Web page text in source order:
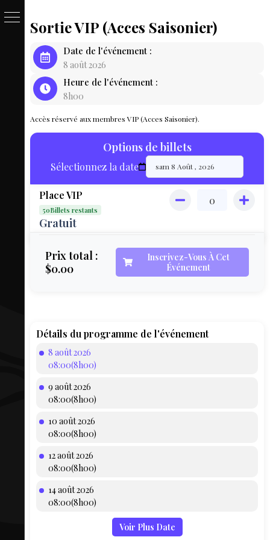
PASSE
BILLET
LIVE
MAP
MON
COMPTE
AEQ
Sortie VIP (Acces Saisonier)
Date de l'événement :
8 août 2026
Heure de l'événement :
8h00
Accès réservé aux membres VIP (Acces Saisonier).
Options de billets
Sélectionnez la date
Place VIP
50Billets restants
Gratuit
Prix total :
$0.00
Inscrivez-Vous À Cet
Événement
Détails du programme de l'événement
8 août 2026
08:00(8h00)
9 août 2026
08:00(8h00)
10 août 2026
08:00(8h00)
12 août 2026
08:00(8h00)
14 août 2026
08:00(8h00)
Voir Plus Date